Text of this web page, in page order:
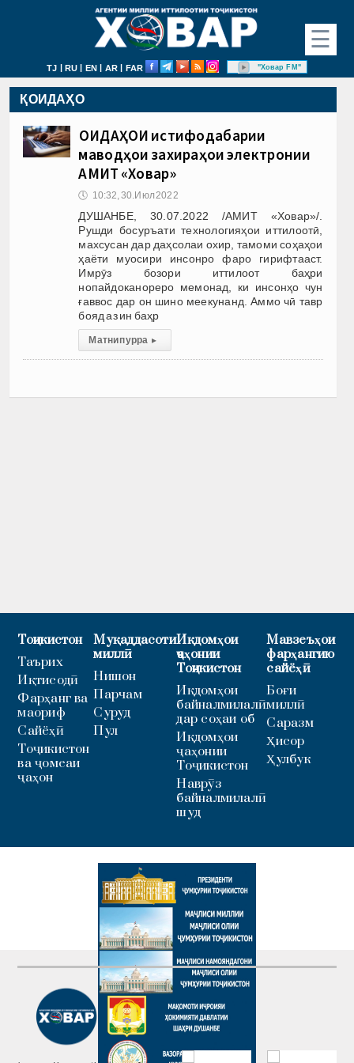
☰
TJ | RU | EN | AR | FAR "Ховар FM"
ҚОИДАҲО
ҚОИДАҲОИ истифодабарии
маводҳои захираҳои электронии
АМИТ «Ховар»
🕔 10:32, 30.Июл 2022
ДУШАНБЕ, 30.07.2022 /АМИТ «Ховар»/.
Рушди босуръати технологияҳои иттилоотӣ,
махсусан дар даҳсолаи охир, тамоми соҳаҳои
ҳаёти муосири инсонро фаро гирифтааст.
Имрӯз бозори иттилоот баҳри
нопайдоканореро мемонад, ки инсонҳо чун
ғаввос дар он шино меекунанд. Аммо чӣ тавр
бояд аз ин баҳр
Матни пурра ▸
Тоҷикистон
Таърих
Иқтисодӣ
Фарҳанг ва
маориф
Сайёҳӣ
Тоҷикистон
ва ҷомеаи
ҷаҳон
Муқаддасоти
миллӣ
Нишон
Парчам
Суруд
Пул
Иқдомҳои
ҷаҳонии
Тоҷикистон
Иқдомҳои
байналмилалӣ
дар соҳаи об
Иқдомҳои
ҷаҳонии
Тоҷикистон
Наврӯз
байналмилалӣ
шуд
Мавзеъҳои
фарҳангию
сайёҳӣ
Боғи
миллӣ
Саразм
Ҳисор
Ҳулбук